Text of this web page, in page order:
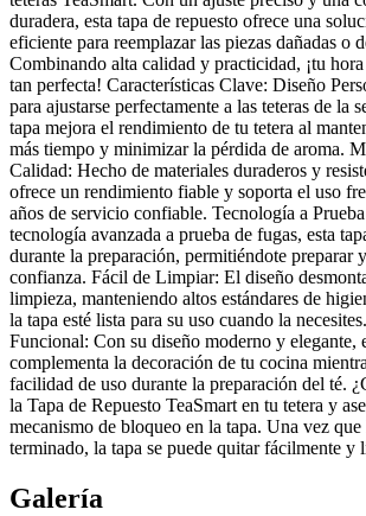
duradera, esta tapa de repuesto ofrece una
eficiente para reemplazar las piezas dañadas o
Combinando alta calidad y practicidad, ¡tu
tan perfecta! Características Clave: Diseño
para ajustarse perfectamente a las teteras de la
tapa mejora el rendimiento de tu tetera al
más tiempo y minimizar la pérdida de aroma.
Calidad: Hecho de materiales duraderos y
ofrece un rendimiento fiable y soporta el uso
años de servicio confiable. Tecnología a
tecnología avanzada a prueba de fugas, esta
durante la preparación, permitiéndote preparar
confianza. Fácil de Limpiar: El diseño
limpieza, manteniendo altos estándares de
la tapa esté lista para su uso cuando la
Funcional: Con su diseño moderno y elegante,
complementa la decoración de tu cocina
facilidad de uso durante la preparación del té.
la Tapa de Repuesto TeaSmart en tu tetera y
mecanismo de bloqueo en la tapa. Una vez
terminado, la tapa se puede quitar fácilmente y
Galería